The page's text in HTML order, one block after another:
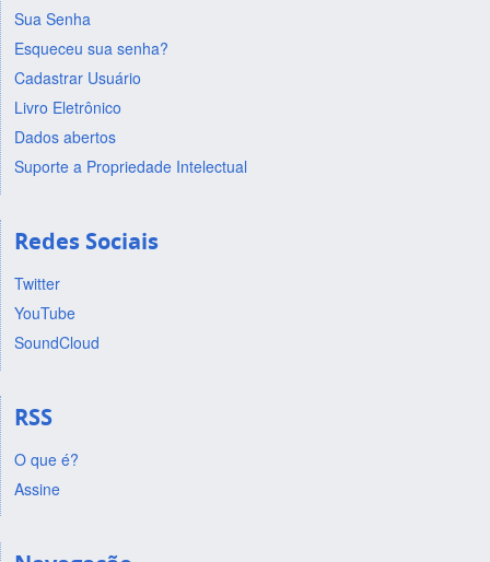
Sua Senha
Esqueceu sua senha?
Cadastrar Usuário
Livro Eletrônico
Dados abertos
Suporte a Propriedade Intelectual
Redes Sociais
Twitter
YouTube
SoundCloud
RSS
O que é?
Assine